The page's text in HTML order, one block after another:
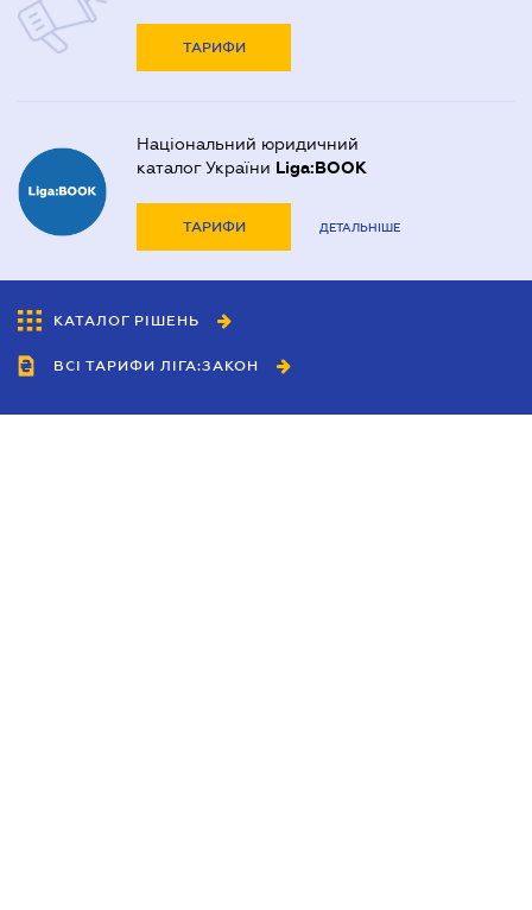
ТАРИФИ
Національний юридичний
каталог України Liga:BOOK
ТАРИФИ ДЕТАЛЬНІШЕ
КАТАЛОГ РІШЕНЬ
ВСІ ТАРИФИ ЛІГА:ЗАКОН